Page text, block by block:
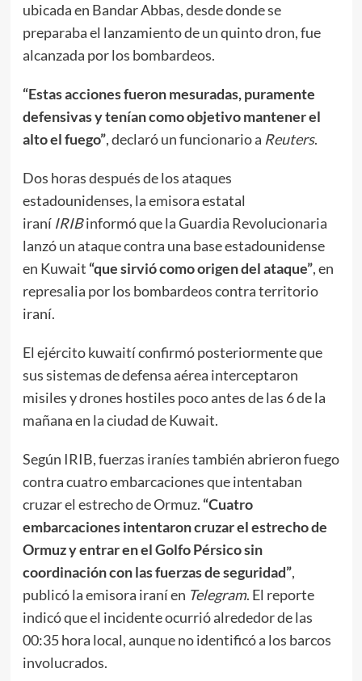
ubicada en Bandar Abbas, desde donde se
preparaba el lanzamiento de un quinto dron, fue
alcanzada por los bombardeos.
“Estas acciones fueron mesuradas, puramente
defensivas y tenían como objetivo mantener el
alto el fuego”, declaró un funcionario a Reuters.
Dos horas después de los ataques
estadounidenses, la emisora estatal
iraní IRIBinformó que la Guardia Revolucionaria
lanzó un ataque contra una base estadounidense
en Kuwait “que sirvió como origen del ataque”, en
represalia por los bombardeos contra territorio
iraní.
El ejército kuwaití confirmó posteriormente que
sus sistemas de defensa aérea interceptaron
misiles y drones hostiles poco antes de las 6 de la
mañana en la ciudad de Kuwait.
Según IRIB, fuerzas iraníes también abrieron fuego
contra cuatro embarcaciones que intentaban
cruzar el estrecho de Ormuz. “Cuatro
embarcaciones intentaron cruzar el estrecho de
Ormuz y entrar en el Golfo Pérsico sin
coordinación con las fuerzas de seguridad”,
publicó la emisora iraní en Telegram. El reporte
indicó que el incidente ocurrió alrededor de las
00:35 hora local, aunque no identificó a los barcos
involucrados.